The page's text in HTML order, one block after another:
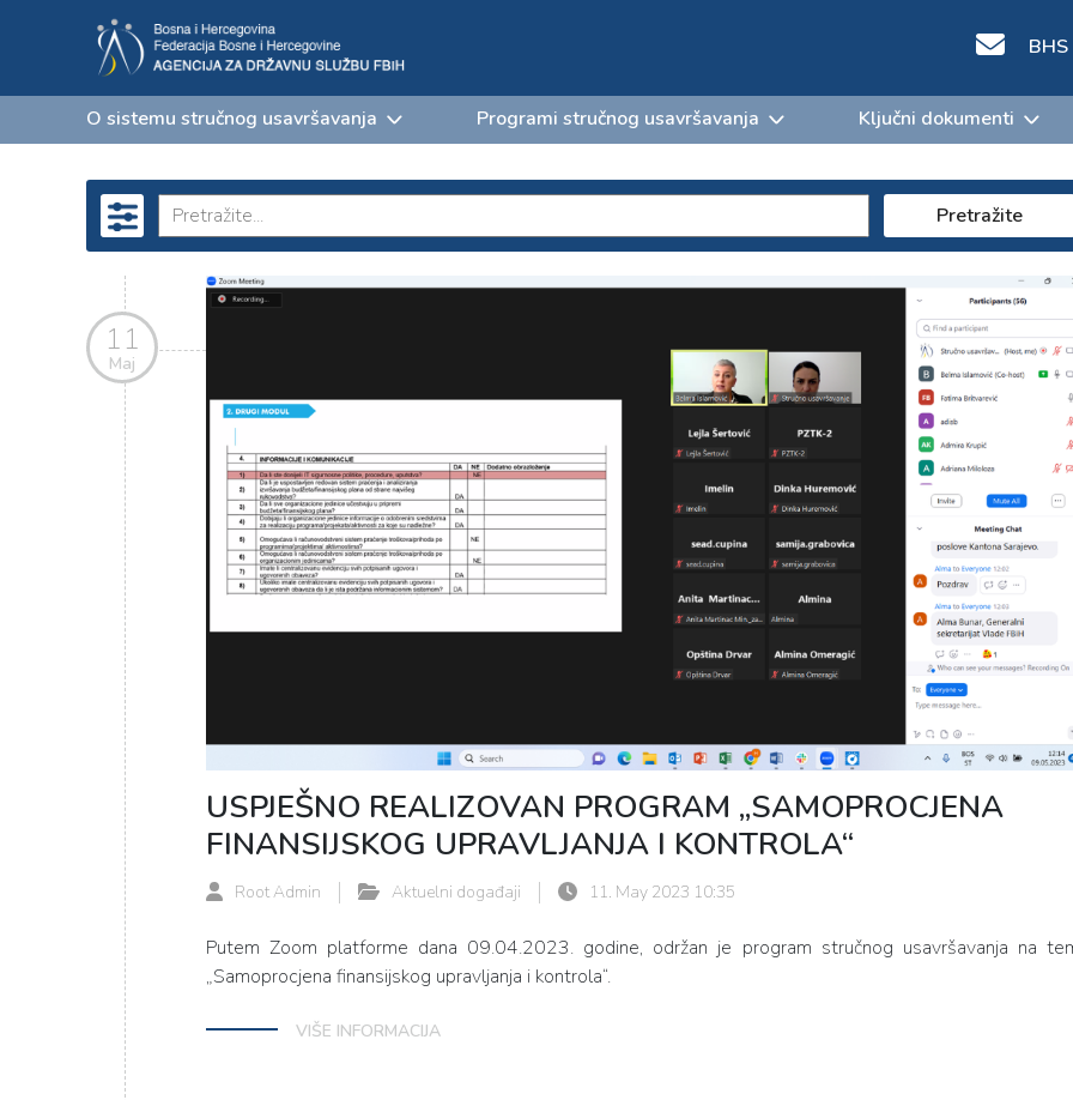
BHS
O sistemu stručnog usavršavanja Programi stručnog usavršavanja Ključni dokumenti
Pretražite
11
Maj
USPJEŠNO REALIZOVAN PROGRAM „SAMOPROCJENA
FINANSIJSKOG UPRAVLJANJA I KONTROLA“
Root Admin Aktuelni događaji 11. May 2023 10:35
Putem Zoom platforme dana 09.04.2023. godine, održan je program stručnog usavršavanja na
„Samoprocjena finansijskog upravljanja i kontrola“.
VIŠE INFORMACIJA